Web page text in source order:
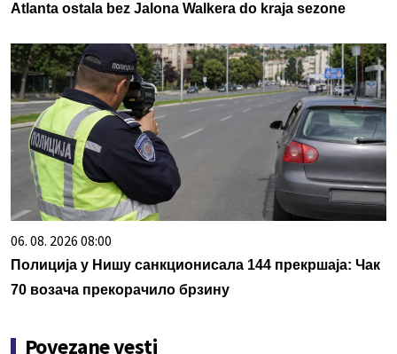
Atlanta ostala bez Jalona Walkera do kraja sezone
06. 08. 2026 08:00
Полиција у Нишу санкционисала 144 прекршаја: Чак
70 возача прекорачило брзину
Povezane vesti